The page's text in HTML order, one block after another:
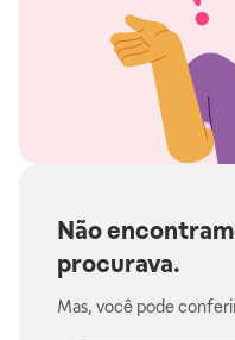
Não
procurava.
Mas, você pode